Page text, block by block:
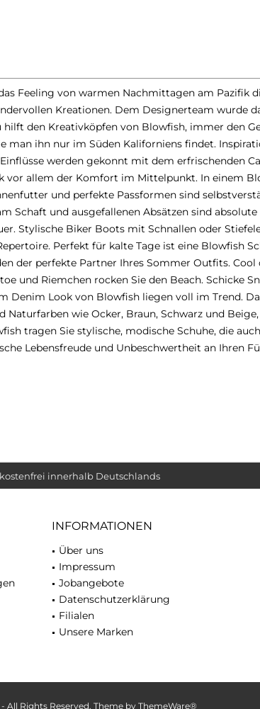
Feeling von warmen Nachmittagen am Pazifik
Kreationen. Dem Designerteam wurde
den Kreativköpfen von Blowfish, immer den
man ihn nur im Süden Kaliforniens findet.
werden gekonnt mit dem erfrischenden
vor allem der Komfort im Mittelpunkt. In einem
und perfekte Passformen sind
Schaft und ausgefallenen Absätzen sind
Stylische Biker Boots mit Schnallen oder
Perfekt für kalte Tage ist eine Blowfish
der perfekte Partner Ihres Sommer Outfits. Cool
und Riemchen rocken Sie den Beach. Schicke
Denim Look von Blowfish liegen voll im Trend.
wie Ocker, Braun, Schwarz und
tragen Sie stylische, modische Schuhe, die
Lebensfreude und Unbeschwertheit an Ihren
innerhalb Deutschlands
INFORMATIONEN
Über uns
Impressum
Jobangebote
Datenschutzerklärung
Filialen
Unsere Marken
All Rights Reserved. Theme byThemeWare®